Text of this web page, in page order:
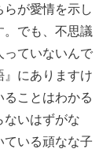
が愛情を示し
。でも、不思議
っていないんで
』にありますけ
ことはわかる
ないはずがな
ている頑なな子